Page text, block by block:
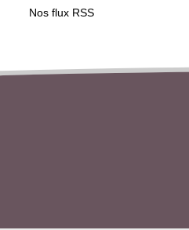
Nos flux RSS